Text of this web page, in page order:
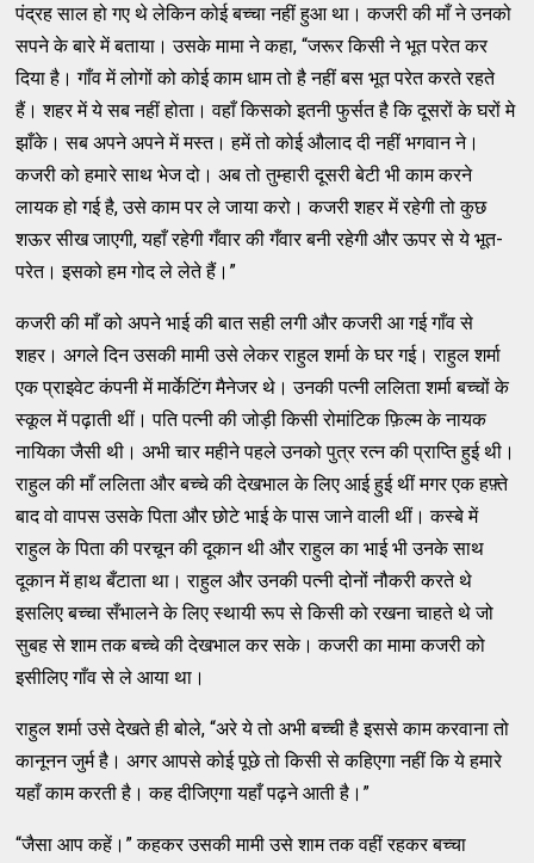
पंद्रह साल हो गए थे लेकिन कोई बच्चा नहीं हुआ था। कजरी की माँ ने उनको
सपने के बारे में बताया। उसके मामा ने कहा, “जरूर किसी ने भूत परेत कर
दिया है। गाँव में लोगों को कोई काम धाम तो है नहीं बस भूत परेत करते रहते
हैं। शहर में ये सब नहीं होता। वहाँ किसको इतनी फुर्सत है कि दूसरों के घरों मे
झाँके। सब अपने अपने में मस्त। हमें तो कोई औलाद दी नहीं भगवान ने।
कजरी को हमारे साथ भेज दो। अब तो तुम्हारी दूसरी बेटी भी काम करने
लायक हो गई है, उसे काम पर ले जाया करो। कजरी शहर में रहेगी तो कुछ
शऊर सीख जाएगी, यहाँ रहेगी गँवार की गँवार बनी रहेगी और ऊपर से ये भूत-
परेत। इसको हम गोद ले लेते हैं।”
कजरी की माँ को अपने भाई की बात सही लगी और कजरी आ गई गाँव से
शहर। अगले दिन उसकी मामी उसे लेकर राहुल शर्मा के घर गई। राहुल शर्मा
एक प्राइवेट कंपनी में मार्केटिंग मैनेजर थे। उनकी पत्नी ललिता शर्मा बच्चों के
स्कूल में पढ़ाती थीं। पति पत्नी की जोड़ी किसी रोमांटिक फ़िल्म के नायक
नायिका जैसी थी। अभी चार महीने पहले उनको पुत्र रत्न की प्राप्ति हुई थी।
राहुल की माँ ललिता और बच्चे की देखभाल के लिए आई हुई थीं मगर एक हफ़्ते
बाद वो वापस उसके पिता और छोटे भाई के पास जाने वाली थीं। कस्बे में
राहुल के पिता की परचून की दूकान थी और राहुल का भाई भी उनके साथ
दूकान में हाथ बँटाता था। राहुल और उनकी पत्नी दोनों नौकरी करते थे
इसलिए बच्चा सँभालने के लिए स्थायी रूप से किसी को रखना चाहते थे जो
सुबह से शाम तक बच्चे की देखभाल कर सके। कजरी का मामा कजरी को
इसीलिए गाँव से ले आया था।
राहुल शर्मा उसे देखते ही बोले, “अरे ये तो अभी बच्ची है इससे काम करवाना तो
कानूनन जुर्म है। अगर आपसे कोई पूछे तो किसी से कहिएगा नहीं कि ये हमारे
यहाँ काम करती है। कह दीजिएगा यहाँ पढ़ने आती है।”
“जैसा आप कहें।” कहकर उसकी मामी उसे शाम तक वहीं रहकर बच्चा